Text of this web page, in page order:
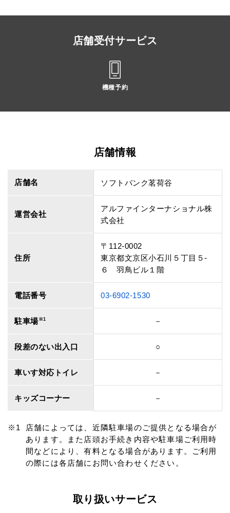
店舗受付サービス
機種予約
店舗情報
店舗名 ソフトバンク茗荷谷
運営会社
アルファインターナショナル株
式会社
住所
〒112-0002
東京都文京区小石川５丁目５‐
６ 羽鳥ビル１階
電話番号 03-6902-1530
駐車場※1 －
段差のない出入口 ○
車いす対応トイレ －
キッズコーナー －
店舗によっては、近隣駐車場のご提供となる場合が
あります。また店頭お手続き内容や駐車場ご利用時
間などにより、有料となる場合があります。ご利用
の際には各店舗にお問い合わせください。
取り扱いサービス